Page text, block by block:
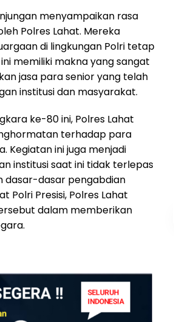
menyampaikan rasa
Polres Lahat. Mereka
di lingkungan Polri tetap
memiliki makna yang sangat
jasa para senior yang telah
institusi dan masyarakat.
ke-80 ini, Polres Lahat
terhadap para
Kegiatan ini juga menjadi
institusi saat ini tidak terlepas
dasar-dasar pengabdian
Polri Presisi, Polres Lahat
dalam memberikan